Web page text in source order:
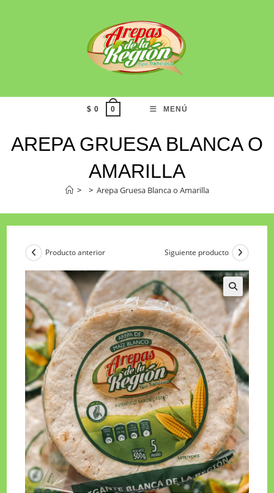
$ 0 0 MENÚ
AREPA GRUESA BLANCA O
AMARILLA
> > Arepa Gruesa Blanca o Amarilla
Producto anterior Siguiente producto
🔍